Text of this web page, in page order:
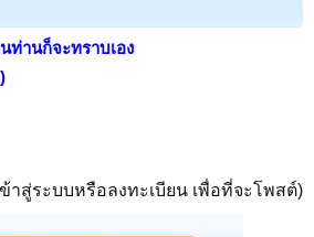
ท่านก็จะทราบเอง
าสู่ระบบหรือลงทะเบียน เพื่อที่จะโพสต์)